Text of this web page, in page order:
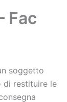
Fac
soggetto
di restituire le